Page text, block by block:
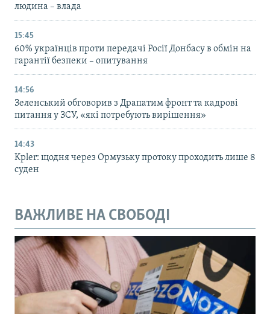
людина – влада
15:45
60% українців проти передачі Росії Донбасу в обмін на
гарантії безпеки – опитування
14:56
Зеленський обговорив з Драпатим фронт та кадрові
питання у ЗСУ, «які потребують вирішення»
14:43
Kpler: щодня через Ормузьку протоку проходить лише 8
суден
ВАЖЛИВЕ НА СВОБОДІ